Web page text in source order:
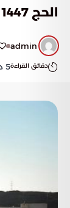
الحج 1447
admin
دقائق القراءة5